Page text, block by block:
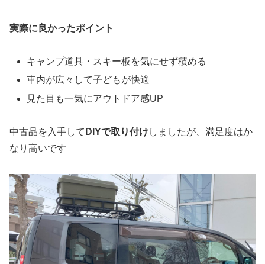
実際に良かったポイント
キャンプ道具・スキー板を気にせず積める
車内が広々して子どもが快適
見た目も一気にアウトドア感UP
中古品を入手して DIYで取り付けしましたが、満足度はか
なり高いです